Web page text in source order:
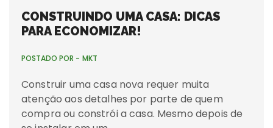
CONSTRUINDO UMA CASA: DICAS
PARA ECONOMIZAR!
POSTADO POR - MKT
Construir uma casa nova requer muita
atenção aos detalhes por parte de quem
compra ou constrói a casa. Mesmo depois de